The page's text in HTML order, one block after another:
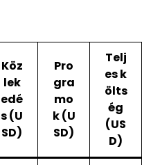
Köz
lek
edé
s (U
SD)
Pro
gra
mo
k (U
SD)
Telj
es k
ölts
ég
(US
D)